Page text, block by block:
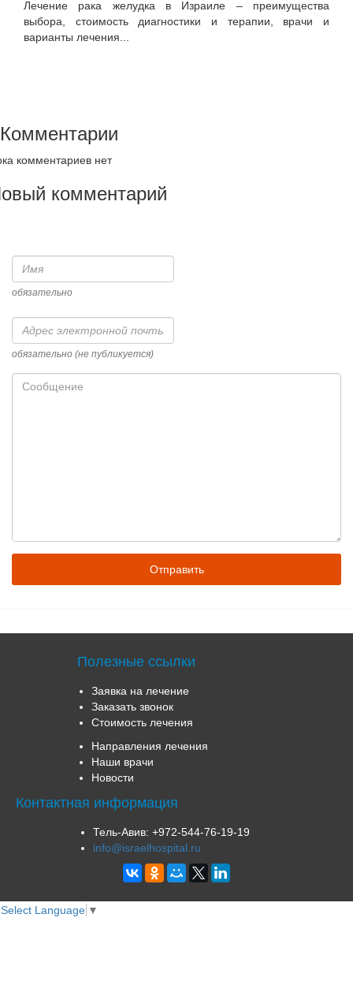
Лечение рака желудка в Израиле – преимущества
выбора, стоимость диагностики и терапии, врачи и
варианты лечения...
Комментарии
комментариев нет
комментарий
Имя
обязательно
Адрес
электронной
почты
обязательно (не публикуется)
Сообщение
Полезные ссылки
Заявка на лечение
Заказать звонок
Стоимость лечения
Направления лечения
Наши врачи
Новости
Контактная информация
Тель-Авив: +972-544-76-19-19
info@israelhospital.ru
Select Language ▼